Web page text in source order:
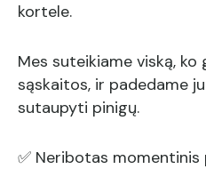
kortele.
Mes suteikiame viską,
sąskaitos, ir padedame
sutaupyti pinigų.
✅ Neribotas momentinis